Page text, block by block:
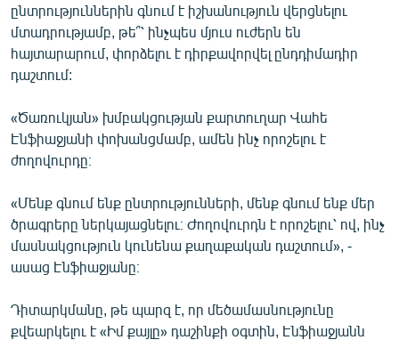
ընտրություններին գնում է իշխանություն վերցնելու
մտադրությամբ, թե՞՝ ինչպես մյուս ուժերն են
հայտարարում, փորձելու է դիրքավորվել ընդդիմադիր
դաշտում:
«Ծառուկյան» խմբակցության քարտուղար Վահե
Էնֆիաջյանի փոխանցմամբ, ամեն ինչ որոշելու է
ժողովուրդը։
«Մենք գնում ենք ընտրությունների, մենք գնում ենք մեր
ծրագրերը ներկայացնելու։ Ժողովուրդն է որոշելու՝ ով, ինչ
մասնակցություն կունենա քաղաքական դաշտում», -
ասաց Էնֆիաջյանը։
Դիտարկմանը, թե պարզ է, որ մեծամասնությունը
քվեարկելու է «Իմ քայլը» դաշինքի օգտին, Էնֆիաջյանն